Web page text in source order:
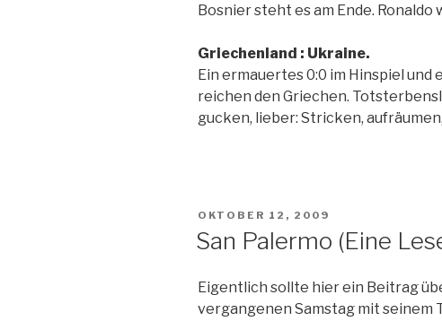
Bosnier steht es am Ende. Ronaldo
Griechenland : Ukraine.
Ein ermauertes 0:0 im Hinspiel und
reichen den Griechen.
gucken, lieber: Stricken,
VERÖFFENTLICHT
OKTOBER 12, 2009
San Palermo (Eine
Eigentlich sollte hier ein Beitrag
vergangenen Samstag mit seinem